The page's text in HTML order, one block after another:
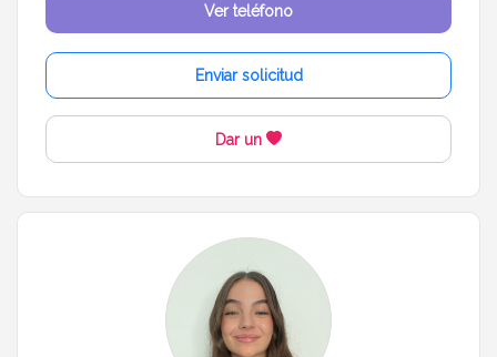
Ver teléfono
Enviar solicitud
Dar un